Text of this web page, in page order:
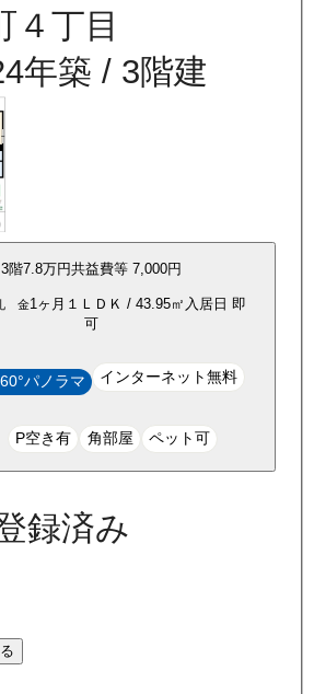
４丁目
年築 / 3階建
3階7.8万円共益費等 7,000円
金1ヶ月 １ＬＤＫ / 43.95㎡ 入居日 即
可
パノラマ インターネット無料
P空き有 角部屋 ペット可
録済み